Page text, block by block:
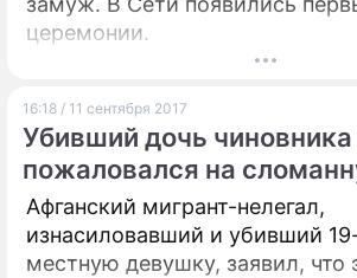
церемонии.
16:18 / 11 сентября 2017
Убивший дочь
пожаловался на
Афганский мигрант-нелегал,
изнасиловавший и убивший
местную девушку, заявил, что